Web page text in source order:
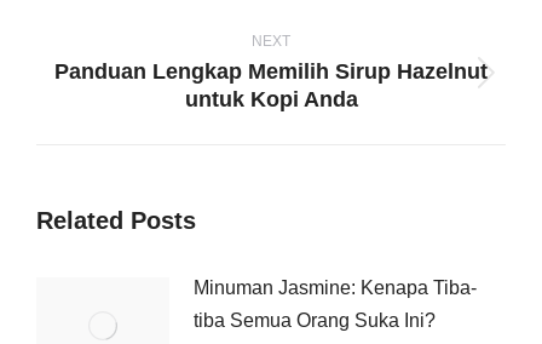
NEXT
Next
Panduan Lengkap Memilih Sirup Hazelnut
untuk Kopi Anda
Related Posts
Minuman Jasmine: Kenapa Tiba-
tiba Semua Orang Suka Ini?